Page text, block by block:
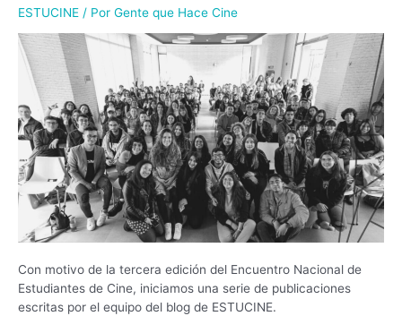
ESTUCINE / Por Gente que Hace Cine
Con motivo de la tercera edición del Encuentro Nacional de
Estudiantes de Cine, iniciamos una serie de publicaciones
escritas por el equipo del blog de ESTUCINE.